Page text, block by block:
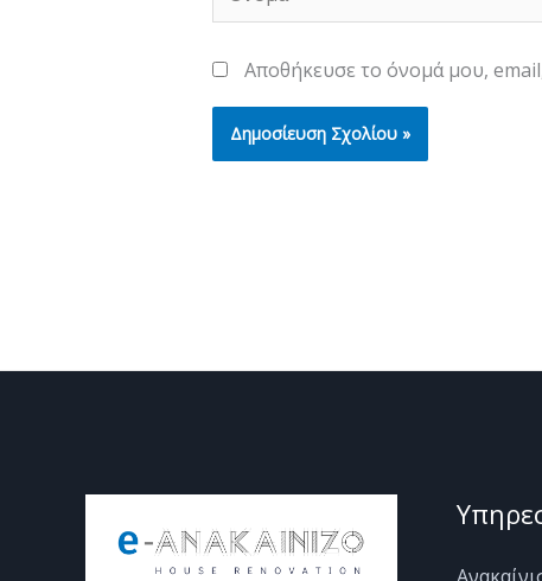
Αποθήκευσε το όνομά μου,